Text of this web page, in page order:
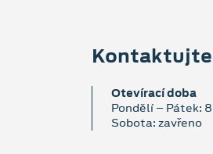
Otevírací doba
Pondělí – Pátek:
Sobota: zavřeno